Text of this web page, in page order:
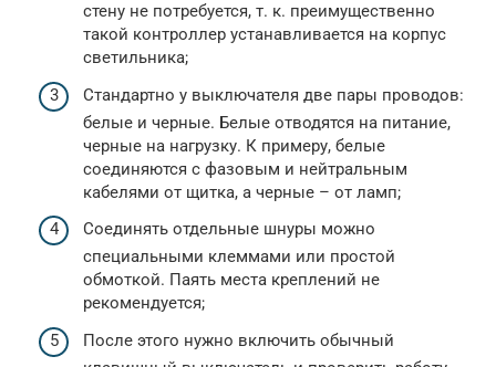
стену не потребуется, т. к. преимущественно
такой контроллер устанавливается на корпус
светильника;
Стандартно у выключателя две пары проводов:
белые и черные. Белые отводятся на питание,
черные на нагрузку. К примеру, белые
соединяются с фазовым и нейтральным
кабелями от щитка, а черные – от ламп;
Соединять отдельные шнуры можно
специальными клеммами или простой
обмоткой. Паять места креплений не
рекомендуется;
После этого нужно включить обычный